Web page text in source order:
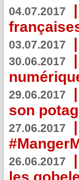
04.07.2017 |
03.07.2017 |
30.06.2017 |
29.06.2017 |
son
27.06.2017 |
26.06.2017 |